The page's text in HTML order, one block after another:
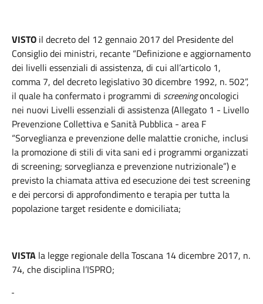
VISTO il decreto del 12 gennaio 2017 del Presidente del
Consiglio dei ministri, recante “Definizione e aggiornamento
dei livelli essenziali di assistenza, di cui all’articolo 1,
comma 7, del decreto legislativo 30 dicembre 1992, n. 502”,
il quale ha confermato i programmi di screeningoncologici
nei nuovi Livelli essenziali di assistenza (Allegato 1 - Livello
Prevenzione Collettiva e Sanità Pubblica - area F
“Sorveglianza e prevenzione delle malattie croniche, inclusi
la promozione di stili di vita sani ed i programmi organizzati
di screening; sorveglianza e prevenzione nutrizionale”) e
previsto la chiamata attiva ed esecuzione dei test screening
e dei percorsi di approfondimento e terapia per tutta la
popolazione target residente e domiciliata;
VISTA la legge regionale della Toscana 14 dicembre 2017, n.
74, che disciplina l’ISPRO;